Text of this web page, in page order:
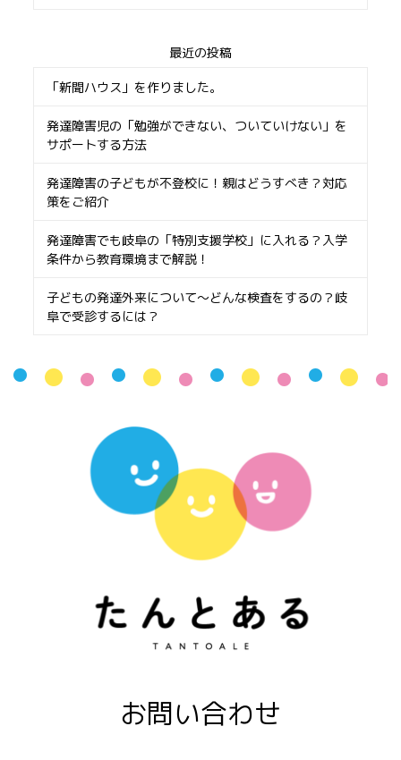
最近の投稿
「新聞ハウス」を作りました。
発達障害児の「勉強ができない、ついていけない」を
サポートする方法
発達障害の子どもが不登校に！親はどうすべき？対応
策をご紹介
発達障害でも岐阜の「特別支援学校」に入れる？入学
条件から教育環境まで解説！
子どもの発達外来について〜どんな検査をするの？岐
阜で受診するには？
お問い合わせ